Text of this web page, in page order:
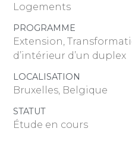
Logements
PROGRAMME
Extension,
d’intérieur d’un duplex
LOCALISATION
Bruxelles, Belgique
STATUT
Étude en cours